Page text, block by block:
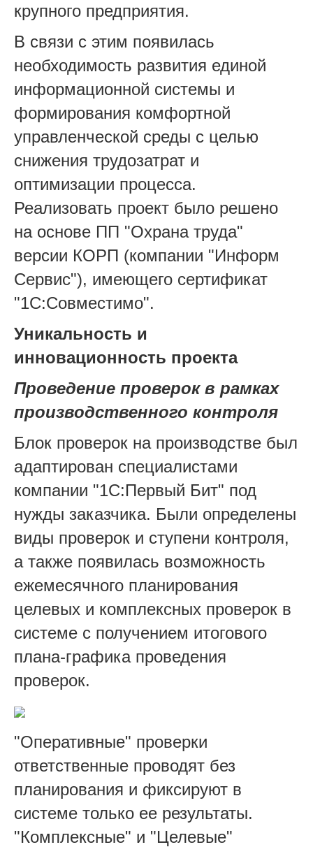
крупного предприятия.
В связи с этим появилась
необходимость развития единой
информационной системы и
формирования комфортной
управленческой среды с целью
снижения трудозатрат и
оптимизации процесса.
Реализовать проект было решено
на основе ПП "Охрана труда"
версии КОРП (компании "Информ
Сервис"), имеющего сертификат
"1С:Совместимо".
Уникальность и
инновационность проекта
Проведение проверок в рамках
производственного контроля
Блок проверок на производстве был
адаптирован специалистами
компании "1С:Первый Бит" под
нужды заказчика. Были определены
виды проверок и ступени контроля,
а также появилась возможность
ежемесячного планирования
целевых и комплексных проверок в
системе с получением итогового
плана-графика проведения
проверок.
"Оперативные" проверки
ответственные проводят без
планирования и фиксируют в
системе только ее результаты.
"Комплексные" и "Целевые"